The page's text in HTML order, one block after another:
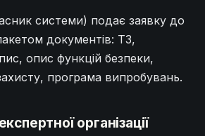
системи) подає заявку до
документів: ТЗ,
опис функцій безпеки,
програма випробувань.
організації